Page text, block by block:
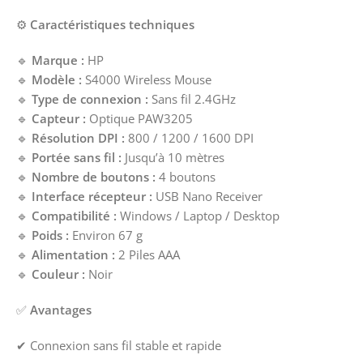
⚙️ Caractéristiques techniques
🔹 Marque : HP
🔹 Modèle : S4000 Wireless Mouse
🔹 Type de connexion : Sans fil 2.4GHz
🔹 Capteur : Optique PAW3205
🔹 Résolution DPI : 800 / 1200 / 1600 DPI
🔹 Portée sans fil : Jusqu’à 10 mètres
🔹 Nombre de boutons : 4 boutons
🔹 Interface récepteur : USB Nano Receiver
🔹 Compatibilité : Windows / Laptop / Desktop
🔹 Poids : Environ 67 g
🔹 Alimentation : 2 Piles AAA
🔹 Couleur : Noir
✅ Avantages
✔ Connexion sans fil stable et rapide